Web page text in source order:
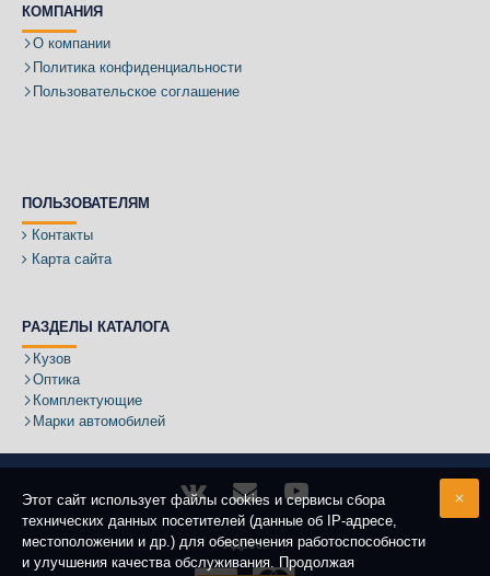
КОМПАНИЯ
О компании
Политика конфиденциальности
Пользовательское соглашение
ПОЛЬЗОВАТЕЛЯМ
Контакты
Карта сайта
РАЗДЕЛЫ КАТАЛОГА
Кузов
Оптика
Комплектующие
Марки автомобилей
Адрес:
Этот сайт использует файлы cookies и сервисы сбора
технических данных посетителей (данные об IP-адресе,
местоположении и др.) для обеспечения работоспособности
и улучшения качества обслуживания. Продолжая